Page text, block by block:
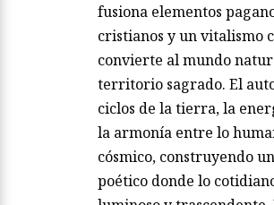
fusiona elementos
cristianos y un vitalismo
convierte al mundo
territorio sagrado. El
ciclos de la tierra, la
la armonía entre lo
cósmico, construyendo
poético donde lo